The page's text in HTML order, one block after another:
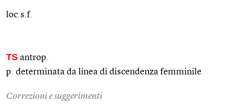
loc.s.f.
TS antrop.
p. determinata da linea di discendenza femminile
Correzioni e suggerimenti